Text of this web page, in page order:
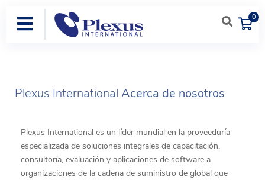
0
Plexus International Acerca de nosotros
Plexus International es un líder mundial en la proveeduría
especializada de soluciones integrales de capacitación,
consultoría, evaluación y aplicaciones de software a
organizaciones de la cadena de suministro de global que